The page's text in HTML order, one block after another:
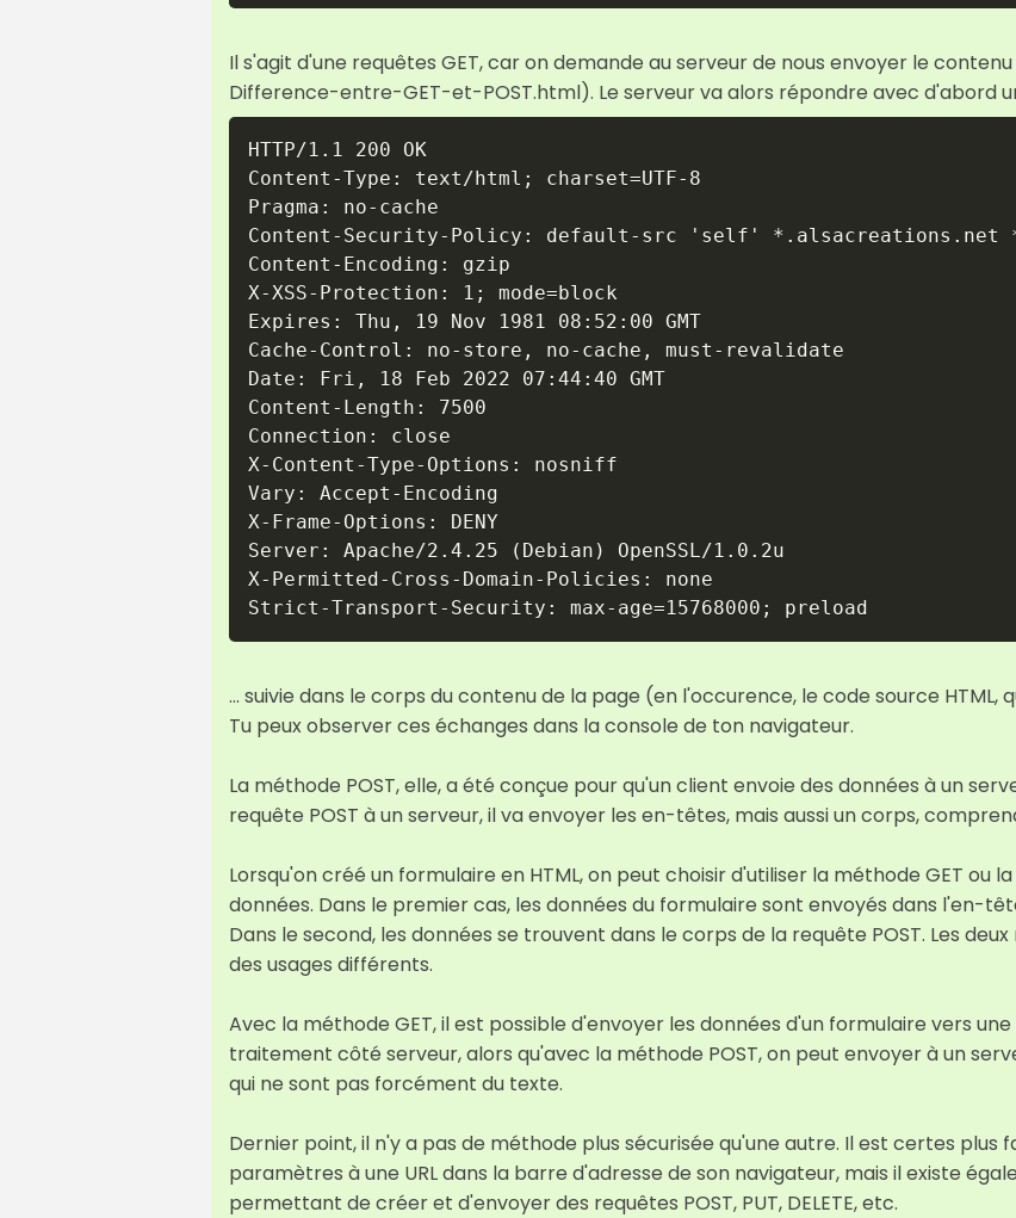
Il s'agit d'une requêtes GET, car on demande au serveur de nous envoyer le
Difference-entre-GET-et-POST.html). Le serveur va alors répondre avec d'abord
HTTP/1.1 200 OK
Content-Type: text/html; charset=UTF-8
Pragma: no-cache
Content-Security-Policy: default-src 'self'
Content-Encoding: gzip
X-XSS-Protection: 1; mode=block
Expires: Thu, 19 Nov 1981 08:52:00 GMT
Cache-Control: no-store, no-cache, must-revalidate
Date: Fri, 18 Feb 2022 07:44:40 GMT
Content-Length: 7500
Connection: close
X-Content-Type-Options: nosniff
Vary: Accept-Encoding
X-Frame-Options: DENY
Server: Apache/2.4.25 (Debian) OpenSSL/1.0.2u
X-Permitted-Cross-Domain-Policies: none
Strict-Transport-Security: max-age=15768000; preload
... suivie dans le corps du contenu de la page (en l'occurence, le code source
Tu peux observer ces échanges dans la console de ton navigateur.
La méthode POST, elle, a été conçue pour qu'un client envoie des données à un
requête POST à un serveur, il va envoyer les en-têtes, mais aussi un corps,
Lorsqu'on créé un formulaire en HTML, on peut choisir d'utiliser la méthode GET ou
données. Dans le premier cas, les données du formulaire sont envoyés dans l'en-
Dans le second, les données se trouvent dans le corps de la requête POST. Les
des usages différents.
Avec la méthode GET, il est possible d'envoyer les données d'un formulaire vers
traitement côté serveur, alors qu'avec la méthode POST, on peut envoyer à un
qui ne sont pas forcément du texte.
Dernier point, il n'y a pas de méthode plus sécurisée qu'une autre. Il est certes plus
paramètres à une URL dans la barre d'adresse de son navigateur, mais il existe
permettant de créer et d'envoyer des requêtes POST, PUT, DELETE, etc.